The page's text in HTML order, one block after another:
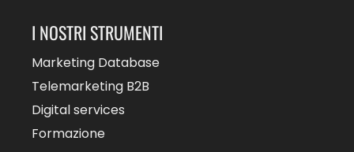
I NOSTRI STRUMENTI
Marketing Database
Telemarketing B2B
Digital services
Formazione